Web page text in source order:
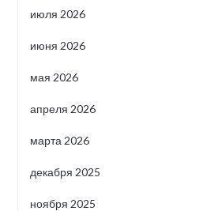
июля 2026
июня 2026
мая 2026
апреля 2026
марта 2026
декабря 2025
ноября 2025